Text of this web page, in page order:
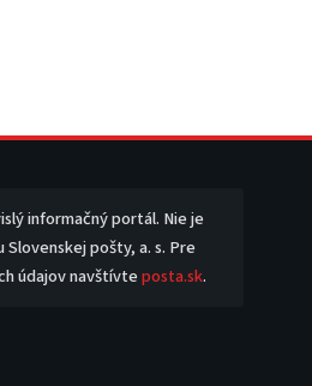
informačný portál. Nie je
pošty, a. s. Pre
údajov navštívteposta.sk.